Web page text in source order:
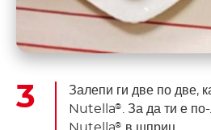
Залепи ги две по две,
Nutella® . За да ти е
®